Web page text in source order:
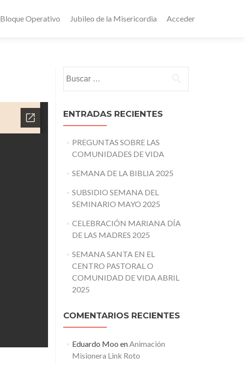
Bloque Operativo Jubileo de la Misericordia Acceder
ENTRADAS RECIENTES
PREGUNTAS SOBRE LAS
COMUNIDADES DE VIDA
SEMANA DE LA BIBLIA 2025
SUBSIDIO SEMANA DEL
SEMINARIO MAYO 2025
CELEBRACIÓN MARIANA DÍA
DE LAS MADRES 2025
SEMANA SANTA EN EL
CENTRO PASTORAL O
COMUNIDAD DE VIDA ABRIL
2025
COMENTARIOS RECIENTES
Eduardo Moo enAnimación
Misionera Link Roto